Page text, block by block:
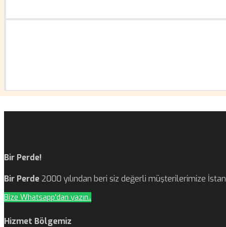
Bir Perde!
Bir Perde 2000 yılından beri siz değerli müşterilerimize
Bize Whatsapp'dan yazın..
Hizmet Bölgemiz